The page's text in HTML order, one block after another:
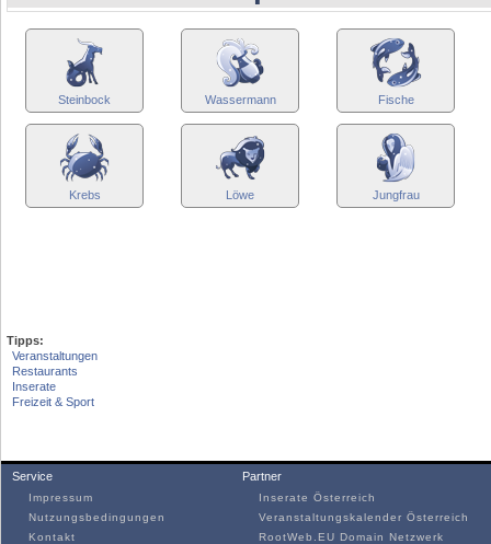
Steinbock Wassermann Fische
Krebs Löwe Jungfrau
Tipps:
Veranstaltungen
Restaurants
Inserate
Freizeit & Sport
Service
Impressum
Nutzungsbedingungen
Kontakt
Partner
Inserate Österreich
Veranstaltungskalender Österreich
RootWeb.EU Domain Netzwerk